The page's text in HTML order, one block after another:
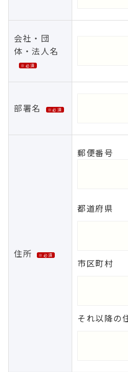
会社・団
体・法人名
※必須
部署名 ※必須
住所 ※必須
郵便番号
都道府県
市区町村
それ以降の